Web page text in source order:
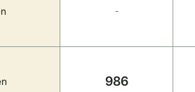
-
986